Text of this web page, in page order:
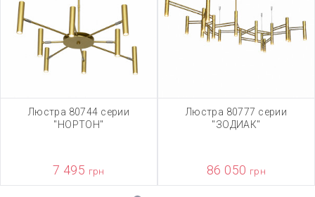
Люстра 80744 серии
"НОРТОН"
7 495 грн
Люстра 80777 серии
"ЗОДИАК"
86 050 грн